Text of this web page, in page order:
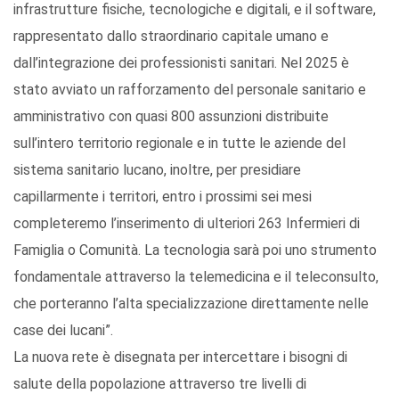
infrastrutture fisiche, tecnologiche e digitali, e il software,
rappresentato dallo straordinario capitale umano e
dall’integrazione dei professionisti sanitari. Nel 2025 è
stato avviato un rafforzamento del personale sanitario e
amministrativo con quasi 800 assunzioni distribuite
sull’intero territorio regionale e in tutte le aziende del
sistema sanitario lucano, inoltre, per presidiare
capillarmente i territori, entro i prossimi sei mesi
completeremo l’inserimento di ulteriori 263 Infermieri di
Famiglia o Comunità. La tecnologia sarà poi uno strumento
fondamentale attraverso la telemedicina e il teleconsulto,
che porteranno l’alta specializzazione direttamente nelle
case dei lucani”.
La nuova rete è disegnata per intercettare i bisogni di
salute della popolazione attraverso tre livelli di